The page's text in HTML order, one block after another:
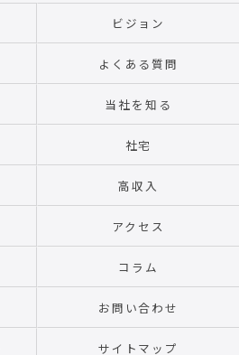
ビジョン
よくある質問
当社を知る
社宅
高収入
アクセス
コラム
お問い合わせ
サイトマップ